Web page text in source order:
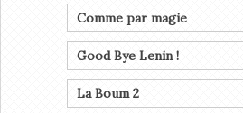
Comme par magie
Good Bye Lenin !
La Boum 2